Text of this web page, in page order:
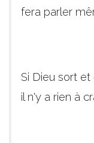
fera parler
Si Dieu sort
il n'y a rien à